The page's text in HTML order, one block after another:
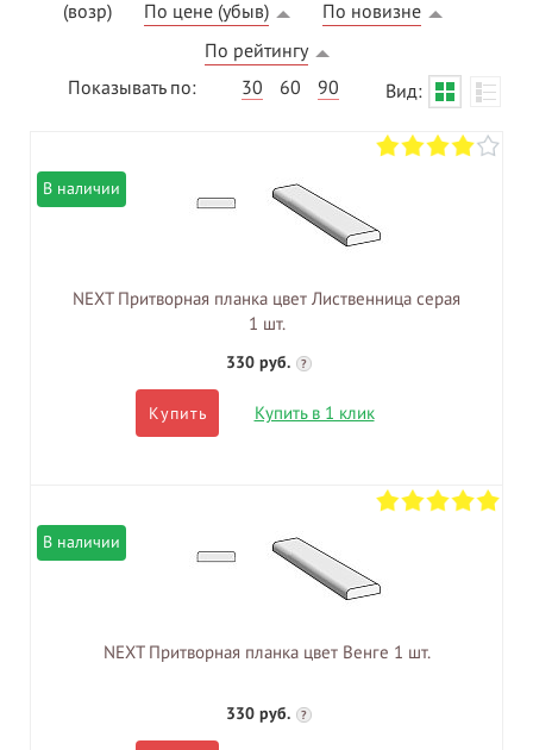
(возр)
По цене (убыв)
По новизне
По рейтингу
Показывать по:
30 60 90 Вид:
В наличии
NEXT Притворная планка цвет Лиственница серая
1 шт.
330 руб. ?
Купить Купить в 1 клик
В наличии
NEXT Притворная планка цвет Венге 1 шт.
330 руб. ?